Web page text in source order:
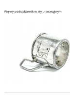
Piękny podstakannik w stylu secesyjnym